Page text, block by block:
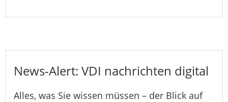
News-Alert: VDI nachrichten digital
Alles, was Sie wissen müssen – der Blick auf